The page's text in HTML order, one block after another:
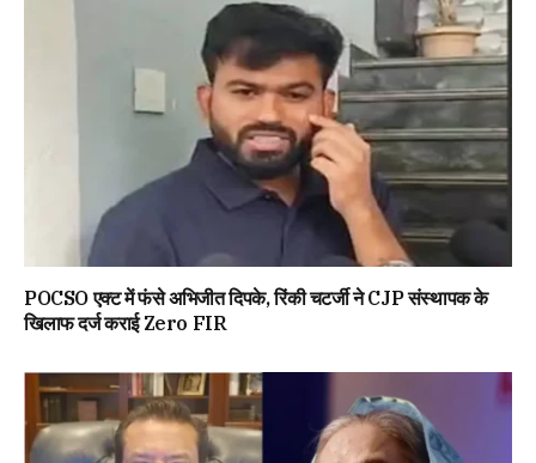
POCSO एक्ट में फंसे अभिजीत दिपके, रिंकी चटर्जी ने CJP संस्थापक के
खिलाफ दर्ज कराई Zero FIR